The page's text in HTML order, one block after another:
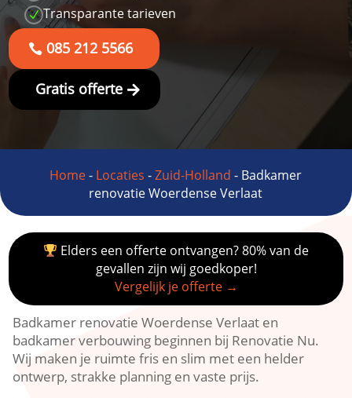
N Transparante tarieven
085 212 5566
Gratis offerte
Home- Locaties -Zuid-Holland - Badkamer
renovatie Woerdense Verlaat
Elders een offerte ontvangen? 80% van de
gevallen zijn wij goedkoper!
Vergelijk je offerte →
Badkamer renovatie Woerdense Verlaat en
badkamer verbouwing beginnen bij Renovatie Nu.​
Wij maken je ruimte fris en slim met een helder
ontwerp, strakke planning en vaste prijs.​